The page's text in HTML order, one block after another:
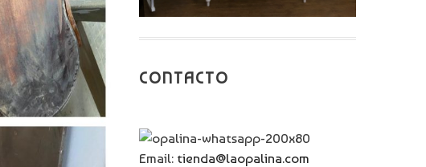
CONTACTO
Email: tienda@laopalina.com